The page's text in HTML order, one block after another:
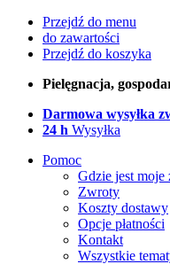
Przejdź do menu
do zawartości
Przejdź do koszyka
Pielęgnacja,
Darmowa wysyłka
24 h Wysyłka
Pomoc
Gdzie jest moje
Zwroty
Koszty dostawy
Opcje płatności
Kontakt
Wszystkie